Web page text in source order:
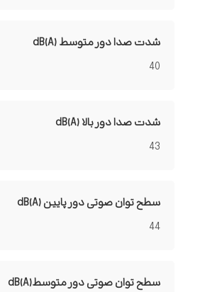
شدت صدا دور متوسط dB(A)
40
شدت صدا دور بالا dB(A)
43
سطح توان صوتی دور پایین dB(A)
44
سطح توان صوتی دور متوسطdB(A)